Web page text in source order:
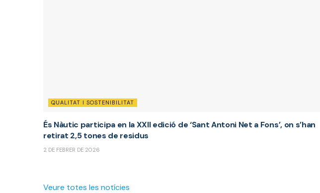
QUALITAT I SOSTENIBILITAT
És Nàutic participa en la XXII edició de ‘Sant Antoni Net a Fons’, on s’han
retirat 2,5 tones de residus
2 DE FEBRER DE 2026
Veure totes les notícies